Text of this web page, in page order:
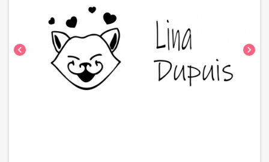
chevron_left chevron_right